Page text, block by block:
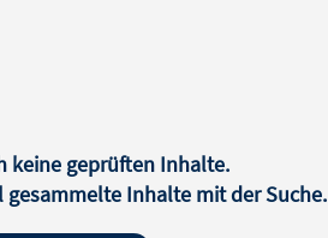
keine geprüften Inhalte.
gesammelte Inhalte mit der Suche.